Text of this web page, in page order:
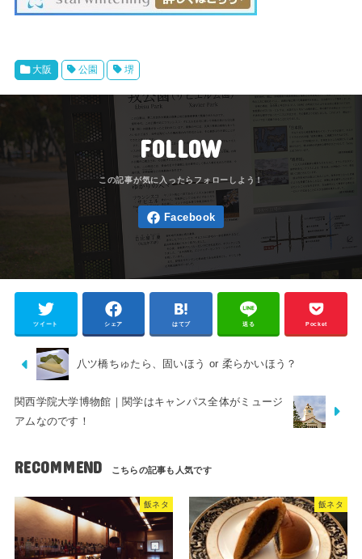
大阪 公園 堺
FOLLOW
ツイート シェア はてブ 送る Pocket
八ツ橋ちゅたら、固いほう or 柔らかいほう？
関西学院大学博物館｜関学はキャンパス全体がミュージ
アムなのです！
RECOMMEND
飯ネタ 飯ネタ